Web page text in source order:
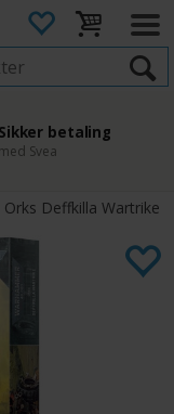
Sikker betaling
med Svea
returfrist
retur
Orks Deffkilla Wartrike